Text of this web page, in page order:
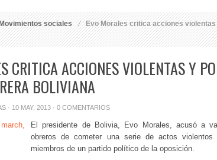
Movimientos sociales
Evo Morales critica acciones violentas
CRITICA ACCIONES VIOLENTAS Y
BOLIVIANA
· 10 MAY, 2013 · 0 COMENTARIOS
El presidente de Bolivia, Evo Morales, acusó a
obreros de cometer una serie de actos
miembros de un partido político de la oposición.